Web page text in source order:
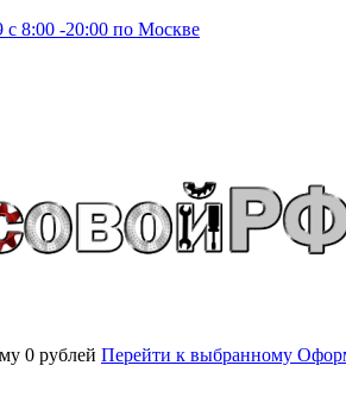
c 8:00 -20:00 по Москве
0 рублей Перейти к выбранному